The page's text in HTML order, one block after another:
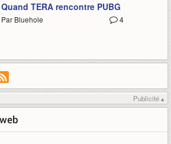
Quand TERA rencontre PUBG
4
Par Bluehole
Publicité ▴